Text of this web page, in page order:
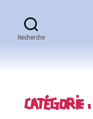
Recherche
CATÉGORIE :